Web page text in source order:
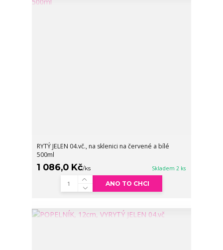
RYTÝ JELEN 04.vč., na sklenici na červené a bílé
500ml
1 086,0 Kč/ks Skladem 2 ks
ANO TO CHCI